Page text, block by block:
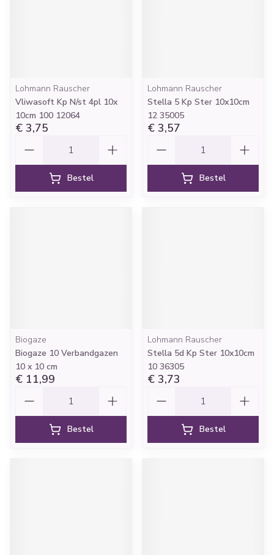
Lohmann Rauscher
Vliwasoft Kp N/st 4pl 10x
10cm 100 12064
€ 3,75
Bestel
Lohmann Rauscher
Stella 5 Kp Ster 10x10cm
12 35005
€ 3,57
Bestel
Biogaze
Biogaze 10 Verbandgazen
10 x 10 cm
€ 11,99
Bestel
Lohmann Rauscher
Stella 5d Kp Ster 10x10cm
10 36305
€ 3,73
Bestel